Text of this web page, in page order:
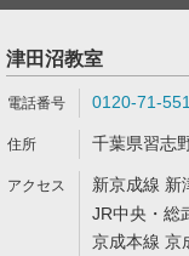
津田沼教室
0120-71-
千葉県習志
新京成線 新
JR中央・総
京成本線 京